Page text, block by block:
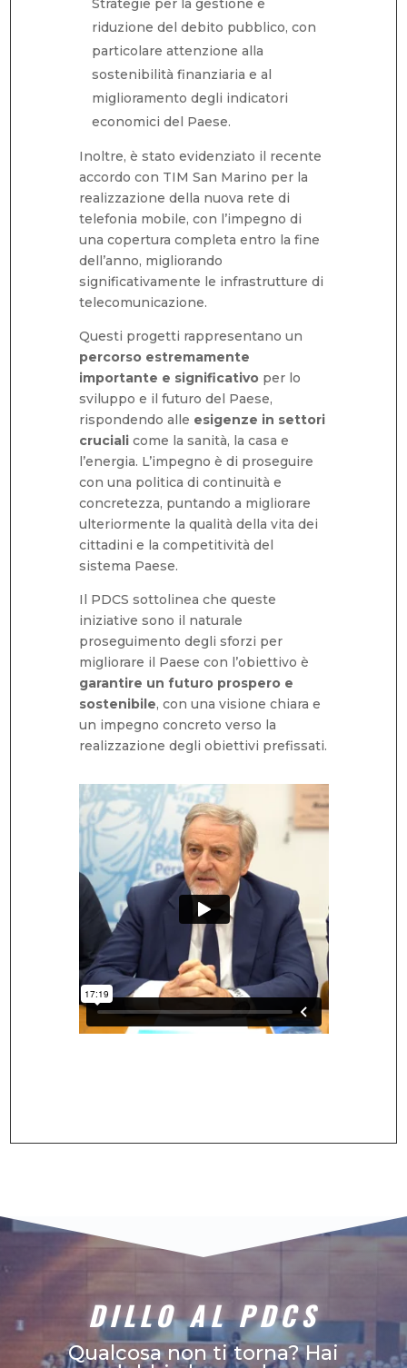
Strategie per la gestione e
riduzione del debito pubblico, con
particolare attenzione alla
sostenibilità finanziaria e al
miglioramento degli indicatori
economici del Paese.
Inoltre, è stato evidenziato il recente
accordo con TIM San Marino per la
realizzazione della nuova rete di
telefonia mobile, con l’impegno di
una copertura completa entro la fine
dell’anno, migliorando
significativamente le infrastrutture di
telecomunicazione.
Questi progetti rappresentano un
percorso estremamente
importante e significativoper lo
sviluppo e il futuro del Paese,
rispondendo alle esigenze in settori
crucialicome la sanità, la casa e
l’energia. L’impegno è di proseguire
con una politica di continuità e
concretezza, puntando a migliorare
ulteriormente la qualità della vita dei
cittadini e la competitività del
sistema Paese.
Il PDCS sottolinea che queste
iniziative sono il naturale
proseguimento degli sforzi per
migliorare il Paese con l’obiettivo è
garantire un futuro prospero e
sostenibile, con una visione chiara e
un impegno concreto verso la
realizzazione degli obiettivi prefissati.
DILLO AL PDCS
Qualcosa non ti torna? Hai